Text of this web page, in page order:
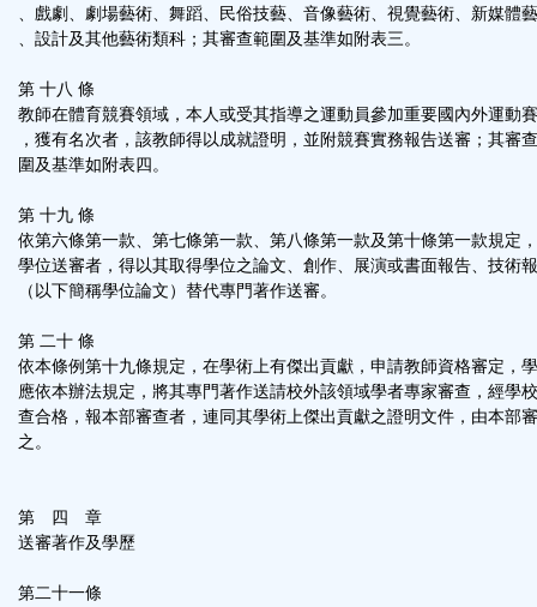
、戲劇、劇場藝術、舞蹈、民俗技藝、音像藝術、視覺藝術、新媒體
、設計及其他藝術類科；其審查範圍及基準如附表三。
第 十八 條
教師在體育競賽領域，本人或受其指導之運動員參加重要國內外運動
，獲有名次者，該教師得以成就證明，並附競賽實務報告送審；其審
圍及基準如附表四。
第 十九 條
依第六條第一款、第七條第一款、第八條第一款及第十條第一款規定
學位送審者，得以其取得學位之論文、創作、展演或書面報告、技術
（以下簡稱學位論文）替代專門著作送審。
第 二十 條
依本條例第十九條規定，在學術上有傑出貢獻，申請教師資格審定，
應依本辦法規定，將其專門著作送請校外該領域學者專家審查，經學
查合格，報本部審查者，連同其學術上傑出貢獻之證明文件，由本部
之。
第 四 章
送審著作及學歷
第二十一條